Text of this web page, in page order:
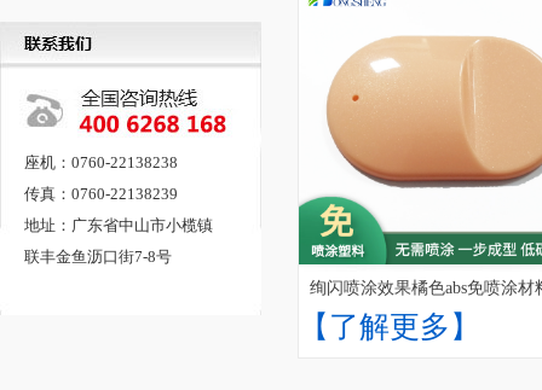
弱金属效果酒庄红色ABS免
喷涂塑料
座机：0760-22138238
传真：0760-22138239
地址：广东省中山市小榄镇
联丰金鱼沥口街7-8号
绚闪喷涂效果橘色abs免喷涂材
【了解更多】